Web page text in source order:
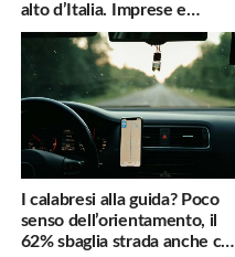
alto d’Italia. Imprese e
famiglie penalizzate
I calabresi alla guida? Poco
senso dell’orientamento, il
62% sbaglia strada anche col